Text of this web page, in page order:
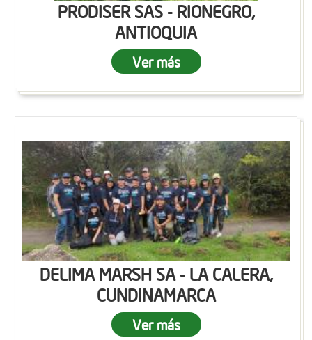
PRODISER SAS - RIONEGRO,
ANTIOQUIA
Ver más
DELIMA MARSH SA - LA CALERA,
CUNDINAMARCA
Ver más